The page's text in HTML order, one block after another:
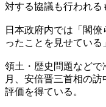
対する協議も行われる
日本政府内では「閣
ったことを見せている
領土・歴史問題などで
月、安倍晋三首相の
評価を得ている。